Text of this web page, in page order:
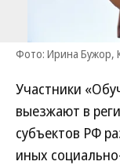
Фото: Ирина Бужор,
Участники
выезжают в
субъектов РФ
иных